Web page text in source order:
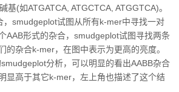
基(如ATGATCA, ATGCTCA, ATGGTCA)。
，smudgeplot试图从所有k-mer中寻找一对
AAB形式的杂合，smudgeplot试图寻找两条
的杂合k-mer，在图中表示为更高的亮度。
分析，可以明显的看出AABB杂合
显高于其它k-mer，左上角也描述了这个结